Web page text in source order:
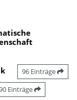
96 Einträge
Einträge